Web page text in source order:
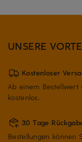
UNSERE
Kostenloser
Ab einem
kostenlos.
30 Tage
Bestellungen können